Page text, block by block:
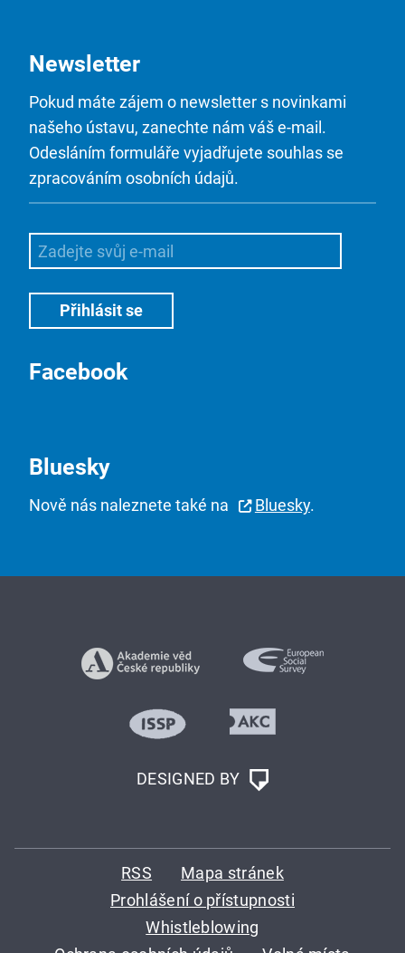
Newsletter
Pokud máte zájem o newsletter s novinkami
našeho ústavu, zanechte nám váš e-mail.
Odesláním formuláře vyjadřujete souhlas se
zpracováním osobních údajů.
Facebook
Bluesky
Nově nás naleznete také na Bluesky.
DESIGNED BY
RSS
Mapa stránek
Prohlášení o přístupnosti
Whistleblowing